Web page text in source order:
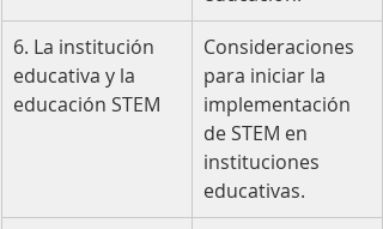
6. La institución
educativa y la
educación STEM
Consideraciones
para iniciar la
implementación
de STEM en
instituciones
educativas.